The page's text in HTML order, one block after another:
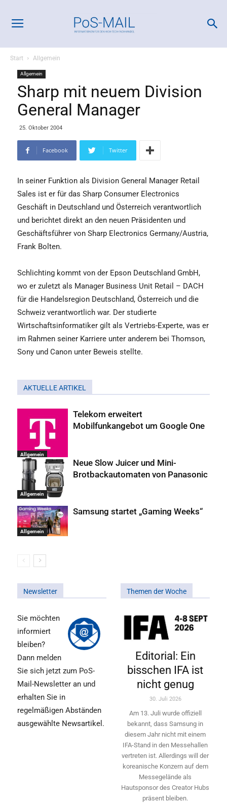
Start Allgemein
Allgemein
Sharp mit neuem Division
General Manager
25. Oktober 2004
Facebook Twitter
In seiner Funktion als Division General Manager Retail
Sales ist er für das Sharp Consumer Electronics
Geschäft in Deutschland und Österreich verantwortlich
und berichtet direkt an den neuen Präsidenten und
Geschäftsführer von Sharp Electronics Germany/Austria,
Frank Bolten.
Schlichting kommt von der Epson Deutschland GmbH,
wo er zuletzt als Manager Business Unit Retail – DACH
für die Handelsregion Deutschland, Österreich und die
Schweiz verantwortlich war. Der studierte
Wirtschaftsinformatiker gilt als Vertriebs-Experte, was er
im Rahmen seiner Karriere unter anderem bei Thomson,
Sony und Canon unter Beweis stellte.
AKTUELLE ARTIKEL
Allgemein
Telekom erweitert
Mobilfunkangebot um Google One
Allgemein
Neue Slow Juicer und Mini-
Brotbackautomaten von Panasonic
Allgemein
Samsung startet „Gaming Weeks“
Newsletter
Sie möchten
informiert
bleiben?
Dann melden
Sie sich jetzt zum PoS-
Mail-Newsletter an und
erhalten Sie in
regelmäßigen Abständen
ausgewählte Newsartikel.
Themen der Woche
Editorial: Ein
bisschen IFA ist
nicht genug
30. Juli 2026
Am 13. Juli wurde offiziell
bekannt, dass Samsung in
diesem Jahr nicht mit einem
IFA-Stand in den Messehallen
vertreten ist. Allerdings will ­der
koreanische Konzern auf dem
Messegelände als
Hautsponsor des Creator Hubs
präsent bleiben.